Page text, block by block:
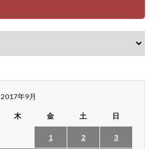
2017年9月
木 金 土 日
1 2 3